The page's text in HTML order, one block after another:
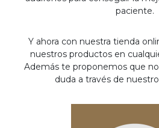
paciente.
Y ahora con nuestra tienda
nuestros productos en
Además te proponemos que
duda a través de nuestro